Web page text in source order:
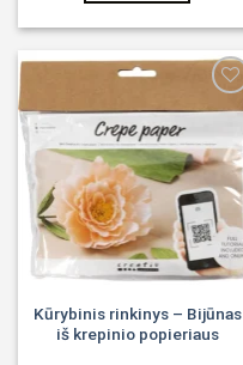
Noriu!
Kūrybinis rinkinys – Bijūnas
iš krepinio popieriaus